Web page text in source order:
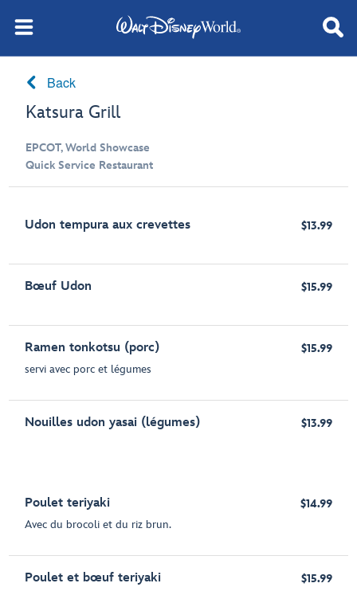
Back
Katsura Grill
EPCOT, World Showcase
Quick Service Restaurant
Udon tempura aux crevettes $13.99
Bœuf Udon $15.99
Ramen tonkotsu (porc)
servi avec porc et légumes
$15.99
Nouilles udon yasai (légumes) $13.99
Poulet teriyaki
Avec du brocoli et du riz brun.
$14.99
Poulet et bœuf teriyaki $15.99